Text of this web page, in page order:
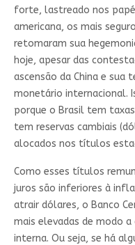
forte, lastreado nos
americana, os mais
retomaram sua
hoje, apesar das
ascensão da China e
monetário internacional.
porque o Brasil tem
tem reservas cambiais
alocados nos títulos
Como esses títulos
juros são inferiores à
atrair dólares, o Banco
mais elevadas de modo
interna. Ou seja, se há